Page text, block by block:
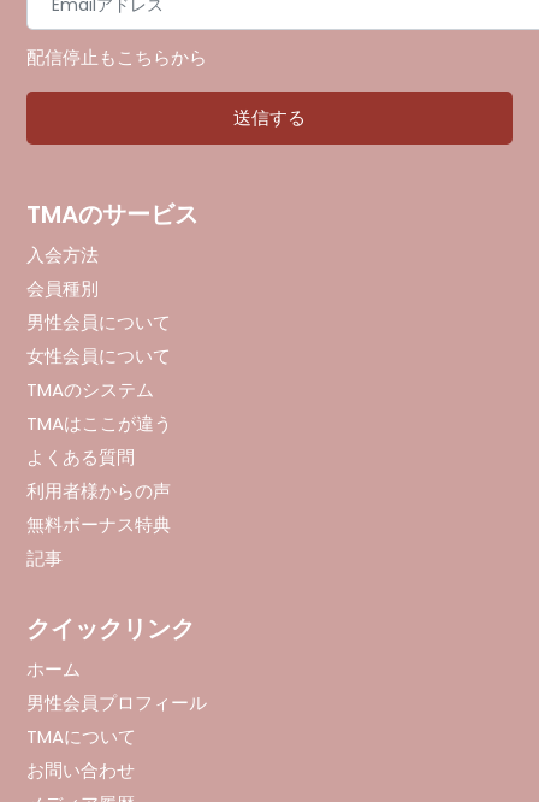
配信停止もこちらから
TMAのサービス
入会方法
会員種別
男性会員について
女性会員について
TMAのシステム
TMAはここが違う
よくある質問
利用者様からの声
無料ボーナス特典
記事
クイックリンク
ホーム
男性会員プロフィール
TMAについて
お問い合わせ